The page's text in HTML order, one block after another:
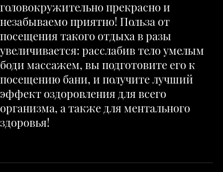
головокружительно прекрасно и
незабываемо приятно! Польза от
посещения такого отдыха в разы
увеличивается: расслабив тело умелым
боди массажем, вы подготовите его к
посещению бани, и получите лучший
эффект оздоровления для всего
организма, а также для ментального
здоровья!